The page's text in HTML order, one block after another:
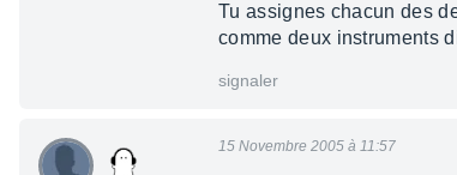
Tu assignes chacun des
comme deux instruments
signaler
15 Novembre 2005 à 11:57